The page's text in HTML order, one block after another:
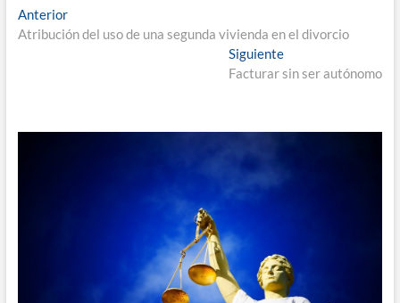
Navegación
de
AnteriorEntrada
anterior:
Atribución del uso de una segunda vivienda en el divorcio
SiguienteEntrada
siguiente:
Facturar sin ser autónomo